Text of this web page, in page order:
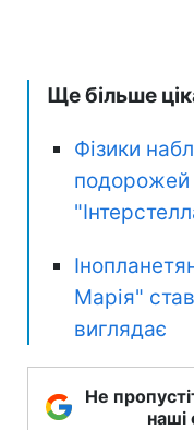
Ще більше
Фізики
подорожей
Марія"
виглядає
Не
наші